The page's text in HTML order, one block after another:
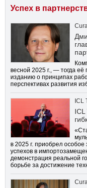
Успех в
весной 2025 г., — тогда
изданию о принципах
перспективах развития
ICL
в 2025 г. приобрел
успехов в
демонстрация реальной
борьбе за достижение